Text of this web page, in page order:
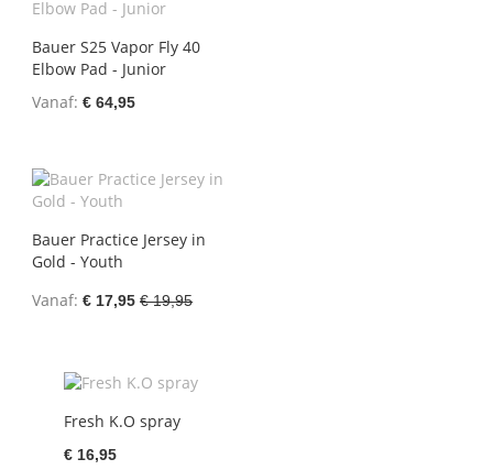
Bauer S25 Vapor Fly 40
Elbow Pad - Junior
Vanaf € 64,95
Bauer Practice Jersey in
Gold - Youth
Vanaf € 17,95 € 19,95
Fresh K.O spray
€ 16,95